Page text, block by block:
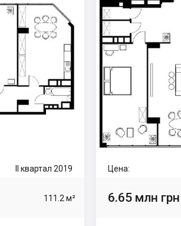
II квартал 2019
111.2 м²
Цена:
6.65 млн грн